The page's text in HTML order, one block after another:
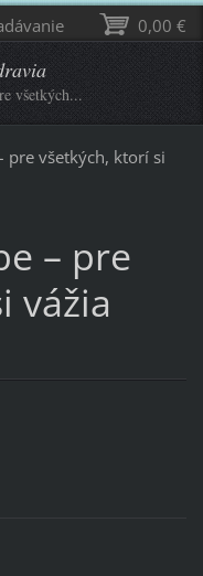
všetkých...
pre všetkých, ktorí si
– pre
vážia
0,00 €